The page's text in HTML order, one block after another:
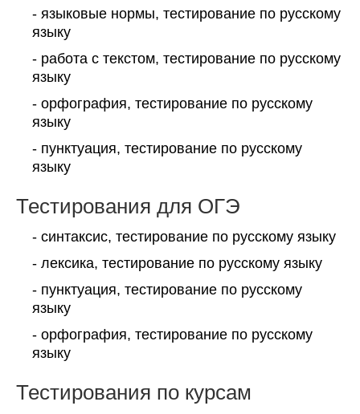
- языковые нормы, тестирование по русскому
языку
- работа с текстом, тестирование по русскому
языку
- орфография, тестирование по русскому
языку
- пунктуация, тестирование по русскому
языку
Тестирования для ОГЭ
- синтаксис, тестирование по русскому языку
- лексика, тестирование по русскому языку
- пунктуация, тестирование по русскому
языку
- орфография, тестирование по русскому
языку
Тестирования по курсам